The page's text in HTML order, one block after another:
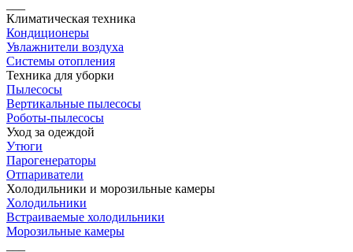
Климатическая техника
Кондиционеры
Увлажнители воздуха
Системы отопления
Техника для уборки
Пылесосы
Вертикальные пылесосы
Роботы-пылесосы
Уход за одеждой
Утюги
Парогенераторы
Отпариватели
Холодильники и морозильные камеры
Холодильники
Встраиваемые холодильники
Морозильные камеры